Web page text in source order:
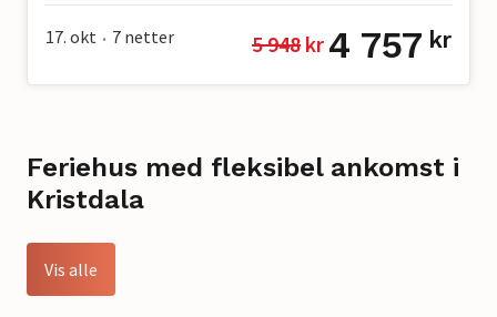
17. okt • 7 netter 5 948 kr 4 757 kr
Feriehus med fleksibel ankomst i
Kristdala
Vis alle